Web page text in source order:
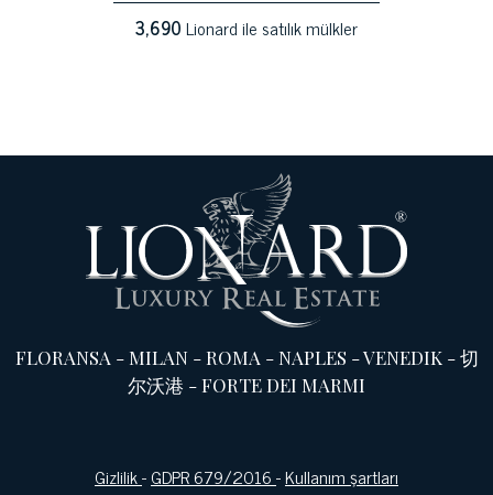
3,690Lionard ile satılık mülkler
FLORANSA -MILAN-ROMA -NAPLES -VENEDIK-切
尔沃港 -FORTE DEI MARMI
Gizlilik-GDPR 679/2016-Kullanım şartları